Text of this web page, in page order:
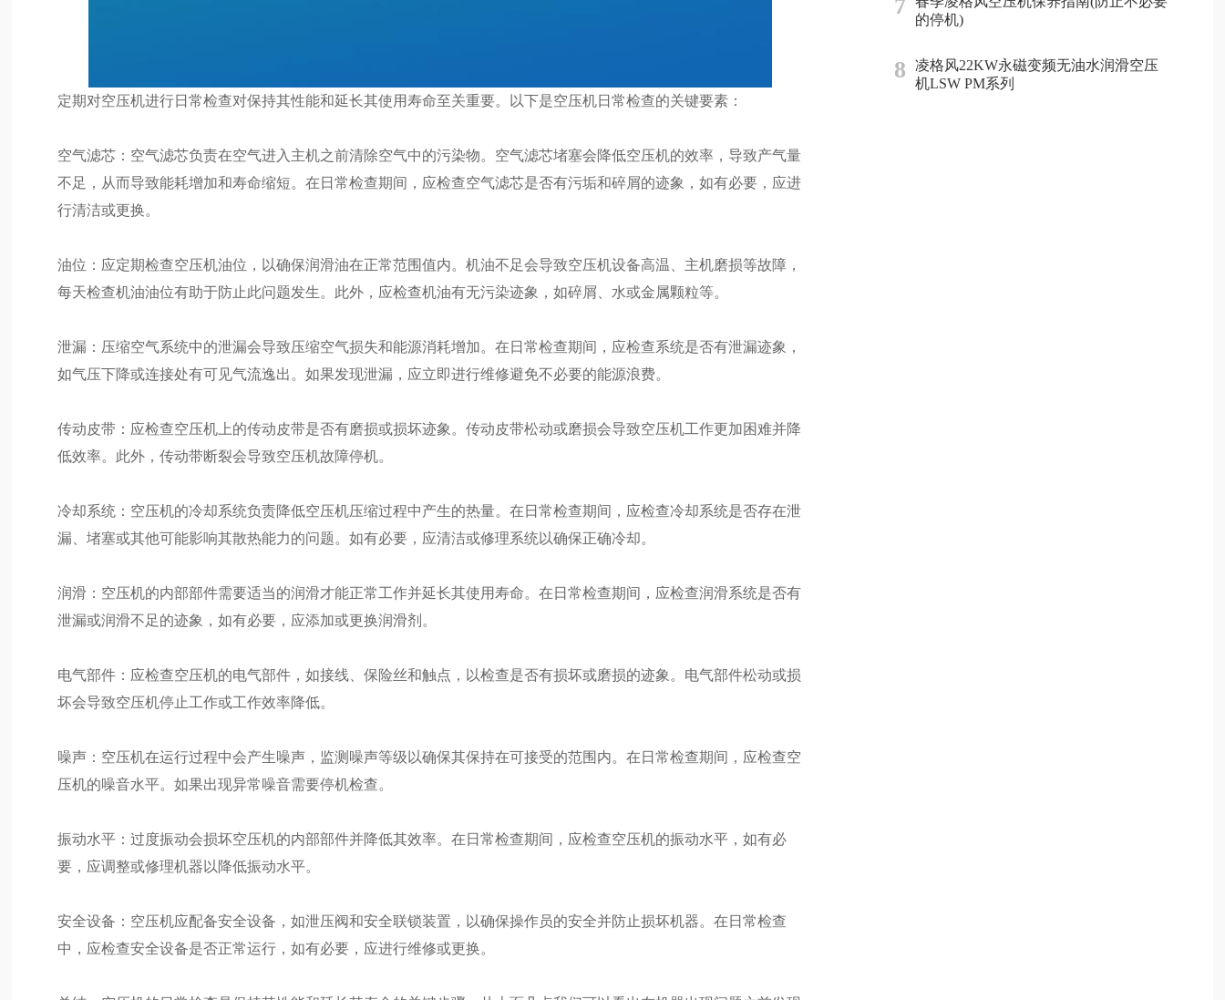
定期对空压机进行日常检查对保持其性能和延长其使用寿命至关重要。以下是空压机日常检查的关键要素：
空气滤芯：空气滤芯负责在空气进入主机之前清除空气中的污染物。空气滤芯堵塞会降低空压机的效率，导致产气量
不足，从而导致能耗增加和寿命缩短。在日常检查期间，应检查空气滤芯是否有污垢和碎屑的迹象，如有必要，应进
行清洁或更换。
油位：应定期检查空压机油位，以确保润滑油在正常范围值内。机油不足会导致空压机设备高温、主机磨损等故障，
每天检查机油油位有助于防止此问题发生。此外，应检查机油有无污染迹象，如碎屑、水或金属颗粒等。
泄漏：压缩空气系统中的泄漏会导致压缩空气损失和能源消耗增加。在日常检查期间，应检查系统是否有泄漏迹象，
如气压下降或连接处有可见气流逸出。如果发现泄漏，应立即进行维修避免不必要的能源浪费。
传动皮带：应检查空压机上的传动皮带是否有磨损或损坏迹象。传动皮带松动或磨损会导致空压机工作更加困难并降
低效率。此外，传动带断裂会导致空压机故障停机。
冷却系统：空压机的冷却系统负责降低空压机压缩过程中产生的热量。在日常检查期间，应检查冷却系统是否存在泄
漏、堵塞或其他可能影响其散热能力的问题。如有必要，应清洁或修理系统以确保正确冷却。
润滑：空压机的内部部件需要适当的润滑才能正常工作并延长其使用寿命。在日常检查期间，应检查润滑系统是否有
泄漏或润滑不足的迹象，如有必要，应添加或更换润滑剂。
电气部件：应检查空压机的电气部件，如接线、保险丝和触点，以检查是否有损坏或磨损的迹象。电气部件松动或损
坏会导致空压机停止工作或工作效率降低。
噪声：空压机在运行过程中会产生噪声，监测噪声等级以确保其保持在可接受的范围内。在日常检查期间，应检查空
压机的噪音水平。如果出现异常噪音需要停机检查。
振动水平：过度振动会损坏空压机的内部部件并降低其效率。在日常检查期间，应检查空压机的振动水平，如有必
要，应调整或修理机器以降低振动水平。
安全设备：空压机应配备安全设备，如泄压阀和安全联锁装置，以确保操作员的安全并防止损坏机器。在日常检查
中，应检查安全设备是否正常运行，如有必要，应进行维修或更换。
7
的停机)
8
凌格风22KW永磁变频无油水润滑空压
机LSW PM系列